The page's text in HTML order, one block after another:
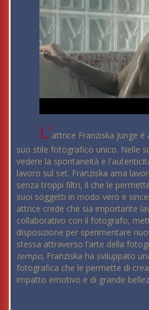
L'attrice Franziska Junge
suo stile fotografico unico. Nelle
vedere la spontaneità e
lavoro sul set. Franziska ama
senza troppi filtri, il che le
suoi soggetti in modo vero e
attrice crede che sia importante
collaborativo con il fotografo,
disposizione per sperimentare
stessa attraverso l'arte della
tempo, Franziska ha sviluppato
fotografica che le permette di
impatto emotivo e di grande